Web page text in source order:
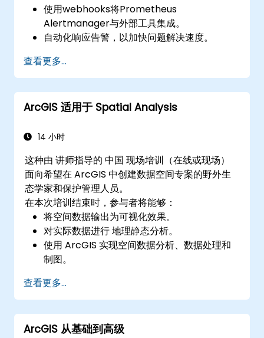
使用webhooks将Prometheus
Alertmanager与外部工具集成。
自动化响应告警，以加快问题解决速度。
查看更多...
ArcGIS 适用于 Spatial Analysis
14 小时
这种由 讲师指导的 中国 现场培训（在线或现场）
面向希望在 ArcGIS 中创建数据空间专案的野外生
态学家和保护管理人员。
在本次培训结束时，参与者将能够：
将空间数据输出为可视化效果。
对实际数据进行 地理静态分析。
使用 ArcGIS 实现空间数据分析、数据处理和
制图。
查看更多...
ArcGIS 从基础到高级